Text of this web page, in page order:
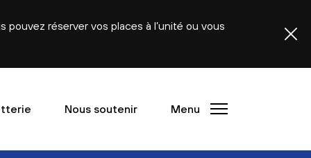
réserver vos places à l’unité ou vous
Nous soutenir Menu